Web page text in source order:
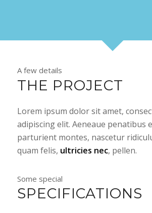
A few details
THE PROJECT
Lorem ipsum dolor sit amet,
adipiscing elit. Aeneaue penatibus
parturient montes, nascetur
quam felis, ultricies nec, pellen.
Some special
SPECIFICATIONS